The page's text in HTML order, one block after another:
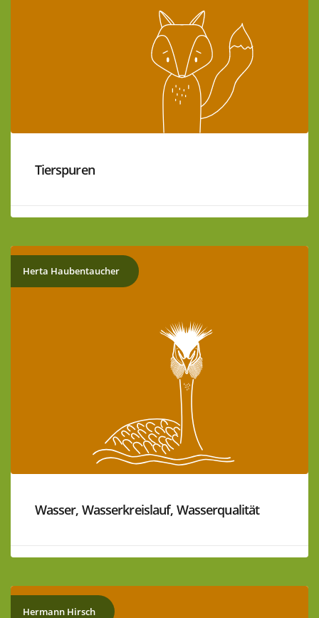
Tierspuren
Herta Haubentaucher
Wasser, Wasserkreislauf, Wasserqualität
Hermann Hirsch